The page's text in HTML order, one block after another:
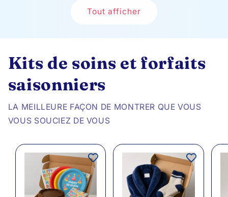
Tout afficher
Kits de soins et forfaits
saisonniers
LA MEILLEURE FAÇON DE MONTRER QUE VOUS
VOUS SOUCIEZ DE VOUS